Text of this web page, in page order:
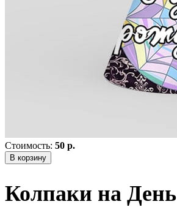
Стоимость: 50 р.
В корзину
Колпаки на День